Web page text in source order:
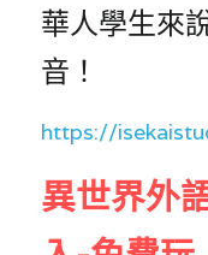
華人學生來
音！
https://
異世界外